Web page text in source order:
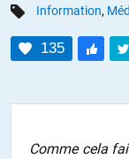
DOSSIERS
CATÉGORIES
MOTS CLÉS
NOUS
CONTACTER
FAIRE UN
Information,
135
Comme cela